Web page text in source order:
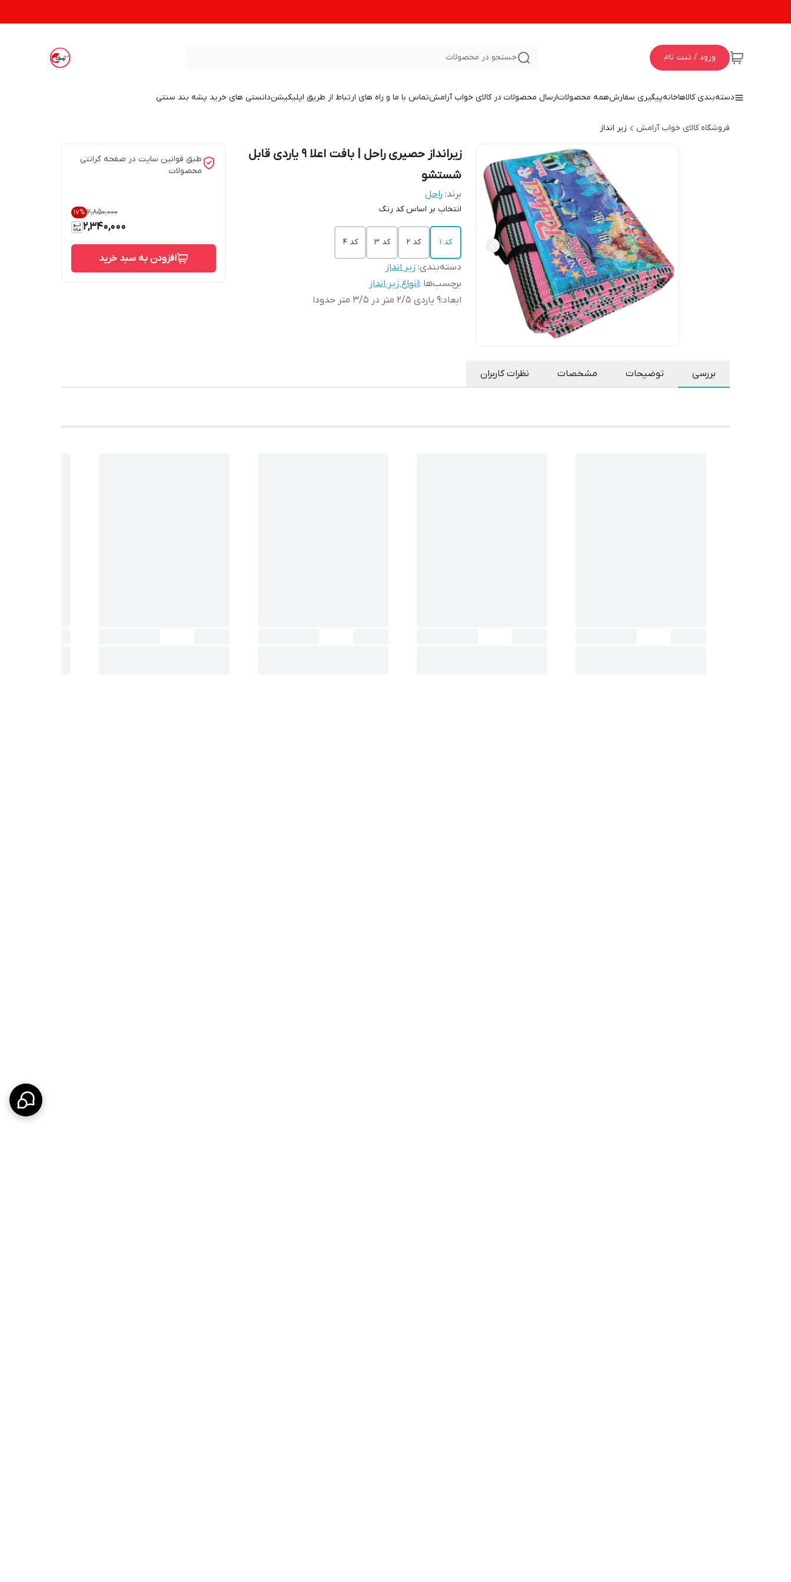
ورود / ثبت نام جستجو در محصولات
دسته‌بندی کالاهاخانهپیگیری سفارشهمه محصولاتارسال محصولات در کالای خواب آرامشتماس با ما و راه های ارتباط از طریق اپلیکیشندانستی های خرید پشه بند سنتی
فروشگاه کالای خواب آرامش زیر انداز
زیرانداز حصیری راحل | بافت اعلا 9 یاردی قابل
شستشو
برند: راحل
انتخاب بر اساس کد رنگ
کد 1 کد 2 کد 3 کد 4
دسته‌بندی: زیر انداز
برچسب‌ها :انواع زیر انداز
ابعاد:9 یاردی 2/5 متر در 3/5 متر حدودا
طبق قوانین سایت در صفحه گرانتی
محصولات
۲٬۸۵۰٬۰۰۰ 17%
2,340,000
افزودن به سبد خرید
بررسی توضیحات مشخصات نظرات کاربران